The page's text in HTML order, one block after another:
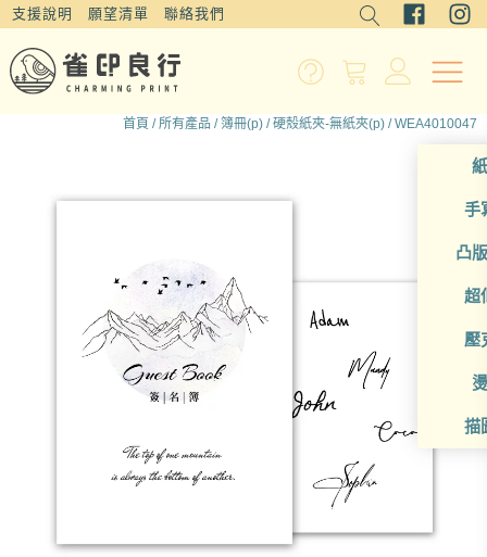
支援說明 願望清單 聯絡我們
手
凸
超
壓
描
首頁 /所有產品 /簿冊(p) /硬殼紙夾-無紙夾(p) / WEA4010047